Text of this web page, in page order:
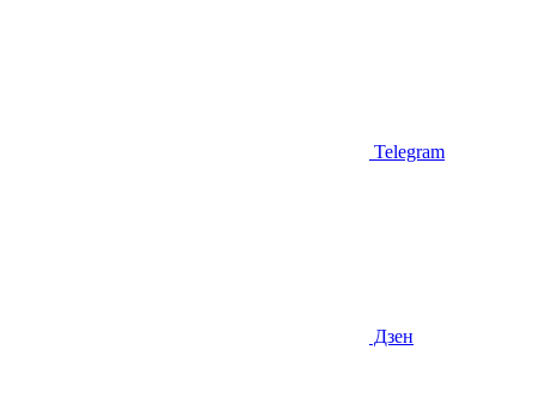
Telegram
Дзен